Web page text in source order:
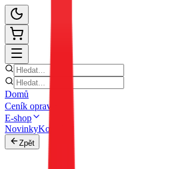
Domů
Ceník oprav
E-shop
NovinkyKontakt
Zpět